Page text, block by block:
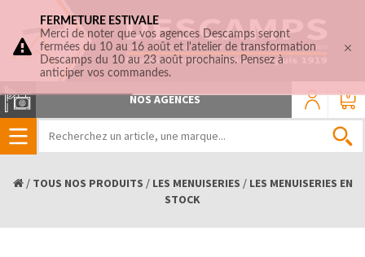
0
NOS AGENCES
/ TOUS NOS PRODUITS / LES MENUISERIES / LES MENUISERIES EN
STOCK
FERMETURE ESTIVALE
Merci de noter que vos agences Descamps seront
fermées du 10 au 16 août et l'atelier de transformation
Descamps du 10 au 23 août prochains. Pensez à
anticiper vos commandes.